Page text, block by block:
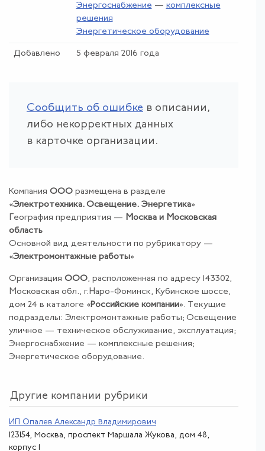
Энергоснабжение — комплексные
решения
Энергетическое оборудование
Добавлено 5 февраля 2016 года
Сообщить об ошибке в описании,
либо некорректных данных
в карточке организации.
Компания ООО размещена в разделе
«Электротехника. Освещение. Энергетика»
География предприятия — Москва и Московская
область
Основной вид деятельности по рубрикатору —
«Электромонтажные работы»
Организация ООО, расположенная по адресу 143302,
Московская обл., г.Наро-Фоминск, Кубинское шоссе,
дом 24 в каталоге «Российские компании». Текущие
подразделы: Электромонтажные работы; Освещение
уличное — техническое обслуживание, эксплуатация;
Энергоснабжение — комплексные решения;
Энергетическое оборудование.
Другие компании рубрики
ИП Опалев Александр Владимирович
123154, Москва, проспект Маршала Жукова, дом 48,
корпус 1